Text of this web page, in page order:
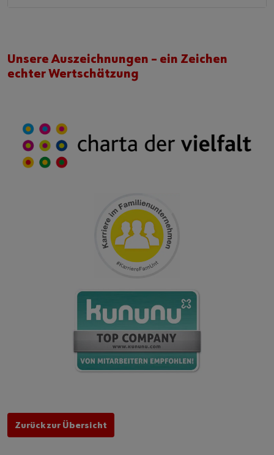
Unsere Auszeichnungen – ein Zeichen
echter Wertschätzung
Zurück zur Übersicht